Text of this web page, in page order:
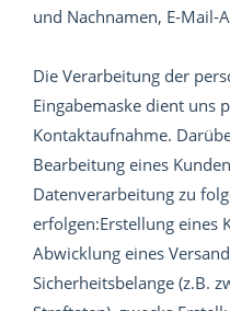
und Nachnamen, E-Mail-
Die Verarbeitung der
Eingabemaske dient uns
Kontaktaufnahme.
Bearbeitung eines
Datenverarbeitung zu
erfolgen:Erstellung eines
Abwicklung eines
Sicherheitsbelange (z.B.